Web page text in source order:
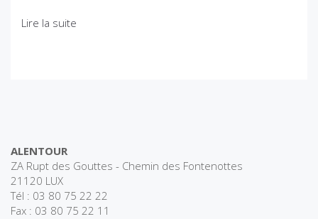
Lire la suite
ALENTOUR
ZA Rupt des Gouttes - Chemin des Fontenottes
21120 LUX
Tél : 03 80 75 22 22
Fax : 03 80 75 22 11